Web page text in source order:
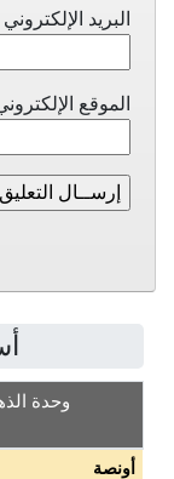
البريد الإلكتروني
الموقع
وحدة
أونصة